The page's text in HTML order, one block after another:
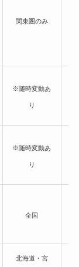
関東圏のみ
※随時変動あ
り
※随時変動あ
り
全国
北海道・宮